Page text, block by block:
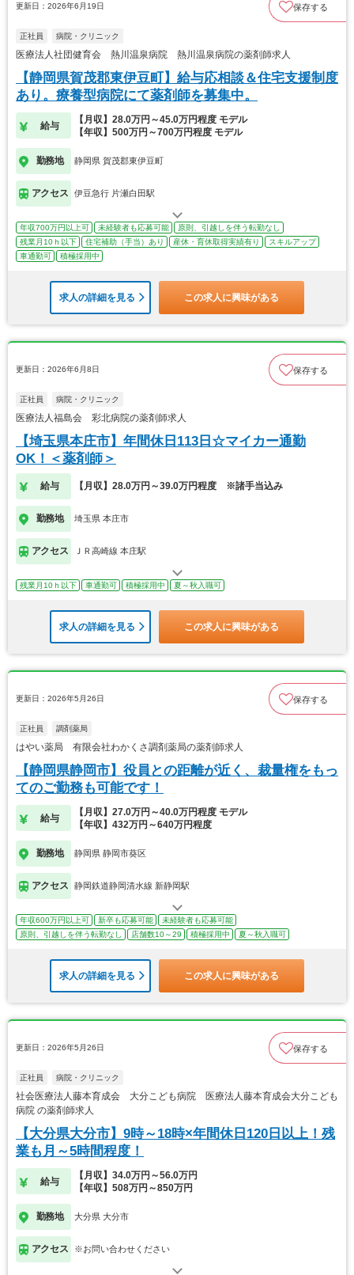
更新日：2026年6月19日 保存する
正社員 病院・クリニック
医療法人社団健育会 熱川温泉病院 熱川温泉病院の薬剤師求人
【静岡県賀茂郡東伊豆町】給与応相談＆住宅支援制度
あり。療養型病院にて薬剤師を募集中。
給与
【月収】28.0万円～45.0万円程度 モデル
【年収】500万円～700万円程度 モデル
勤務地 静岡県 賀茂郡東伊豆町
アクセス 伊豆急行 片瀬白田駅
年収700万円以上可 未経験者も応募可能
原則、引越しを伴う転勤なし
残業月10ｈ以下
住宅補助（手当）あり 産休・育休取得実績有り
スキルアップ
車通勤可
積極採用中
求人の詳細を見る この求人に興味がある
更新日：2026年6月8日 保存する
正社員 病院・クリニック
医療法人福島会 彩北病院の薬剤師求人
【埼玉県本庄市】年間休日113日☆マイカー通勤
OK！＜薬剤師＞
給与 【月収】28.0万円～39.0万円程度 ※諸手当込み
勤務地 埼玉県 本庄市
アクセス ＪＲ高崎線 本庄駅
残業月10ｈ以下 車通勤可 積極採用中 夏～秋入職可
求人の詳細を見る この求人に興味がある
更新日：2026年5月26日 保存する
正社員 調剤薬局
はやい薬局 有限会社わかくさ調剤薬局の薬剤師求人
【静岡県静岡市】役員との距離が近く、裁量権をもっ
てのご勤務も可能です！
給与
【月収】27.0万円～40.0万円程度 モデル
【年収】432万円～640万円程度
勤務地 静岡県 静岡市葵区
アクセス 静岡鉄道静岡清水線 新静岡駅
年収600万円以上可 新卒も応募可能
未経験者も応募可能
原則、引越しを伴う転勤なし
店舗数10～29 積極採用中 夏～秋入職可
求人の詳細を見る この求人に興味がある
更新日：2026年5月26日 保存する
正社員 病院・クリニック
社会医療法人藤本育成会 大分こども病院 医療法人藤本育成会大分こども
病院 の薬剤師求人
【大分県大分市】9時～18時×年間休日120日以上！残
業も月～5時間程度！
給与
【月収】34.0万円～56.0万円
【年収】508万円～850万円
勤務地 大分県 大分市
アクセス ※お問い合わせください